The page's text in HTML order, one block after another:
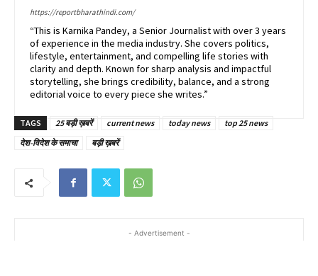
https://reportbharathindi.com/
“This is Karnika Pandey, a Senior Journalist with over 3 years
of experience in the media industry. She covers politics,
lifestyle, entertainment, and compelling life stories with
clarity and depth. Known for sharp analysis and impactful
storytelling, she brings credibility, balance, and a strong
editorial voice to every piece she writes.”
TAGS 25 बड़ी ख़बरें current news today news
top 25 news
देश-विदेश के समाचा
बड़ी ख़बरें
- Advertisement -